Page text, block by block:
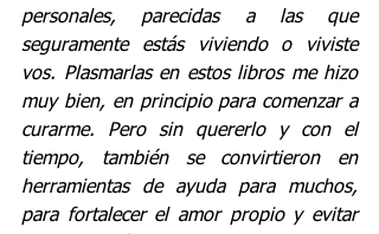
personales, parecidas a las que
seguramente estás viviendo o viviste
vos. Plasmarlas en estos libros me hizo
muy bien, en principio para comenzar a
curarme. Pero sin quererlo y con el
tiempo, también se convirtieron en
herramientas de ayuda para muchos,
para fortalecer el amor propio y evitar